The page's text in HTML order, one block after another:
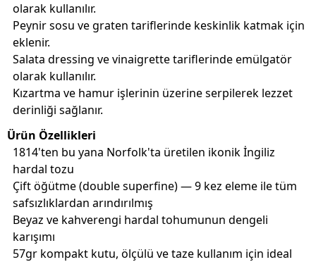
olarak kullanılır.
Peynir sosu ve graten tariflerinde keskinlik katmak için
eklenir.
Salata dressing ve vinaigrette tariflerinde emülgatör
olarak kullanılır.
Kızartma ve hamur işlerinin üzerine serpilerek lezzet
derinliği sağlanır.
Ürün Özellikleri
1814'ten bu yana Norfolk'ta üretilen ikonik İngiliz
hardal tozu
Çift öğütme (double superfine) — 9 kez eleme ile tüm
safsızlıklardan arındırılmış
Beyaz ve kahverengi hardal tohumunun dengeli
karışımı
57gr kompakt kutu, ölçülü ve taze kullanım için ideal